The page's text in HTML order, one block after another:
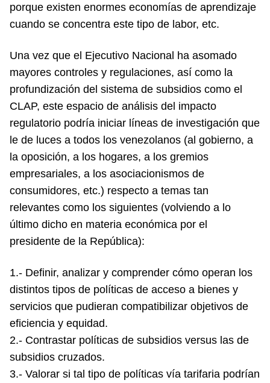
porque existen enormes economías de aprendizaje
cuando se concentra este tipo de labor, etc.
Una vez que el Ejecutivo Nacional ha asomado
mayores controles y regulaciones, así como la
profundización del sistema de subsidios como el
CLAP, este espacio de análisis del impacto
regulatorio podría iniciar líneas de investigación que
le de luces a todos los venezolanos (al gobierno, a
la oposición, a los hogares, a los gremios
empresariales, a los asociacionismos de
consumidores, etc.) respecto a temas tan
relevantes como los siguientes (volviendo a lo
último dicho en materia económica por el
presidente de la República):
1.- Definir, analizar y comprender cómo operan los
distintos tipos de políticas de acceso a bienes y
servicios que pudieran compatibilizar objetivos de
eficiencia y equidad.
2.- Contrastar políticas de subsidios versus las de
subsidios cruzados.
3.- Valorar si tal tipo de políticas vía tarifaria podrían